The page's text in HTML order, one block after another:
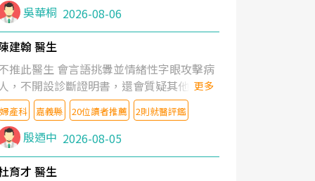
吳華桐 2026-08-06
建翰 醫生
推此醫生 會言語挑釁並情緒性字眼攻擊病
，不開設診斷證明書，還會質疑其他醫生
判斷！
更多
婦產科 嘉義縣 20位讀者推薦 2則就醫評鑑
殷迺中 2026-08-05
育才 醫生